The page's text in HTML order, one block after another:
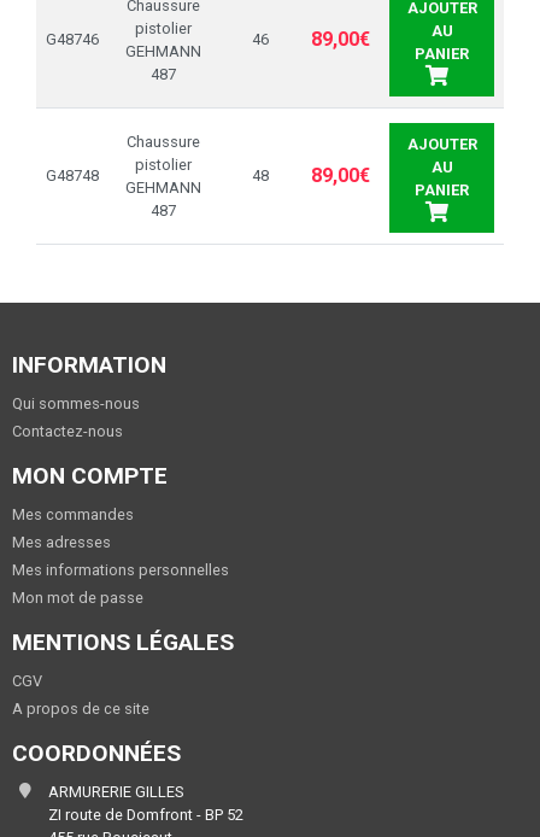
G48746
Chaussure
pistolier
GEHMANN
487
46 89,00€
AJOUTER
AU
PANIER
G48748
Chaussure
pistolier
GEHMANN
487
48 89,00€
AJOUTER
AU
PANIER
INFORMATION
Qui sommes-nous
Contactez-nous
MON COMPTE
Mes commandes
Mes adresses
Mes informations personnelles
Mon mot de passe
MENTIONS LÉGALES
CGV
A propos de ce site
COORDONNÉES
ARMURERIE GILLES
ZI route de Domfront - BP 52